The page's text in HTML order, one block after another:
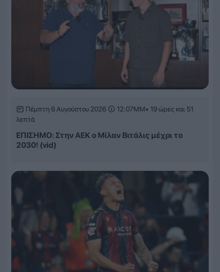
Πέμπτη 6 Αυγούστου 2026 12:07ΜΜ• 19 ώρες και 51
λεπτά
ΕΠΙΣΗΜΟ: Στην ΑΕΚ ο Μίλαν Βιτάλις μέχρι το
2030! (vid)